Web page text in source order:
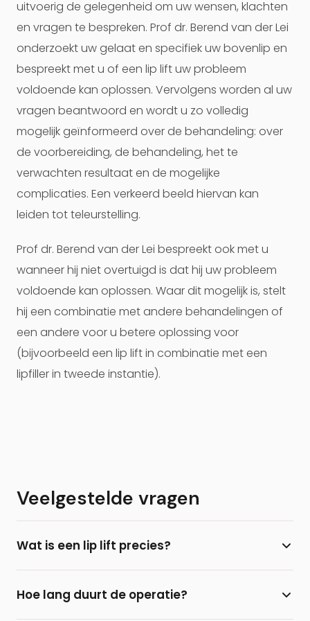
uitvoerig de gelegenheid om uw wensen, klachten
en vragen te bespreken. Prof dr. Berend van der Lei
onderzoekt uw gelaat en specifiek uw bovenlip en
bespreekt met u of een lip lift uw probleem
voldoende kan oplossen. Vervolgens worden al uw
vragen beantwoord en wordt u zo volledig
mogelijk geïnformeerd over de behandeling: over
de voorbereiding, de behandeling, het te
verwachten resultaat en de mogelijke
complicaties. Een verkeerd beeld hiervan kan
leiden tot teleurstelling.
Prof dr. Berend van der Lei bespreekt ook met u
wanneer hij niet overtuigd is dat hij uw probleem
voldoende kan oplossen. Waar dit mogelijk is, stelt
hij een combinatie met andere behandelingen of
een andere voor u betere oplossing voor
(bijvoorbeeld een lip lift in combinatie met een
lipfiller in tweede instantie).
Veelgestelde vragen
Wat is een lip lift precies?
waarbij de lengte van de bovenlip wordt ingekort
Hoe lang duurt de operatie?